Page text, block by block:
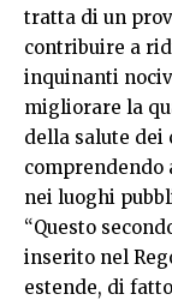
tratta di un
contribuire a
inquinanti
migliorare la
della salute
comprendendo
nei luoghi
“Questo
inserito nel
estende, di